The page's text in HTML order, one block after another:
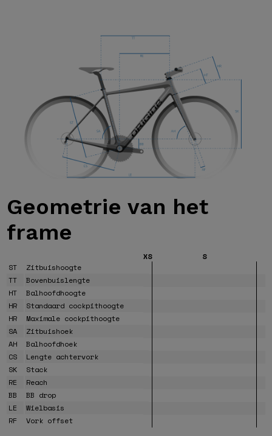
Geometrie van het
frame
XS
S
ST
Zitbuishoogte
TT
Bovenbuislengte
HT
Balhoofdhoogte
HR
Standaard cockpithoogte
HR
Maximale cockpithoogte
SA
Zitbuishoek
AH
Balhoofdhoek
CS
Lengte achtervork
SK
Stack
RE
Reach
BB
BB drop
LE
Wielbasis
RF
Vork offset